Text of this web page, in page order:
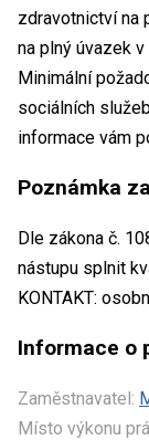
zdravotnictví na
na plný úvazek
Minimální
sociálních
informace vám
Poznámka
Dle zákona č.
nástupu splnit
KONTAKT:
Informace o
Zaměstnavatel:
Místo výkonu